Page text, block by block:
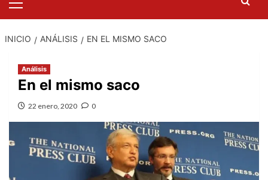
Menu
INICIO ANÁLISIS EN EL MISMO SACO
Análisis
En el mismo saco
22 enero, 2020 0